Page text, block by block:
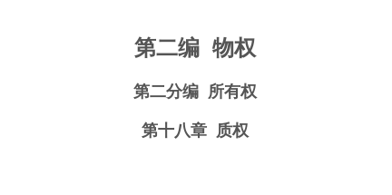
第二编 物权
第二分编 所有权
第十八章 质权